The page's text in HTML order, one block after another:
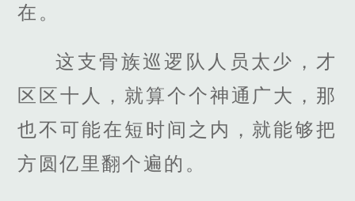
在。
这支骨族巡逻队人员太少，才
区区十人，就算个个神通广大，那
也不可能在短时间之内，就能够把
方圆亿里翻个遍的。